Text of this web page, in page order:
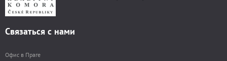
Связаться с нами
Офис в Праге